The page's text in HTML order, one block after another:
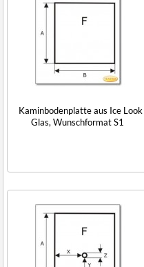
Kaminbodenplatte aus Ice Look
Glas, Wunschformat S1